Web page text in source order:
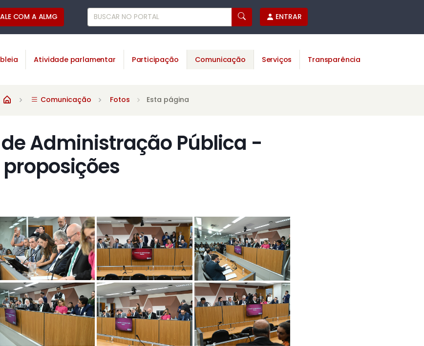
COM A ALMG ENTRAR
Atividade parlamentar Participação Comunicação Serviços Transparência
Comunicação Fotos Esta página
Administração Pública -